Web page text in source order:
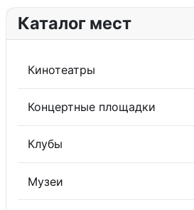
Каталог мест
Кинотеатры
Концертные площадки
Клубы
Музеи